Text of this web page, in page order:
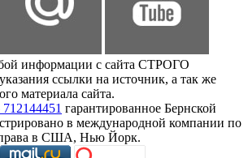
информации с сайта СТРОГО
ссылки на источник, а так же
материала сайта.
гарантированное Бернской
в международной компании по
права в США, Нью Йорк.